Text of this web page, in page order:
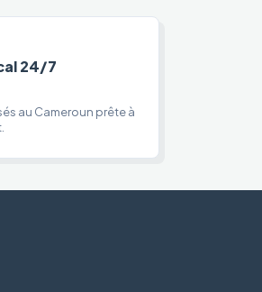
24/7
au Cameroun prête à